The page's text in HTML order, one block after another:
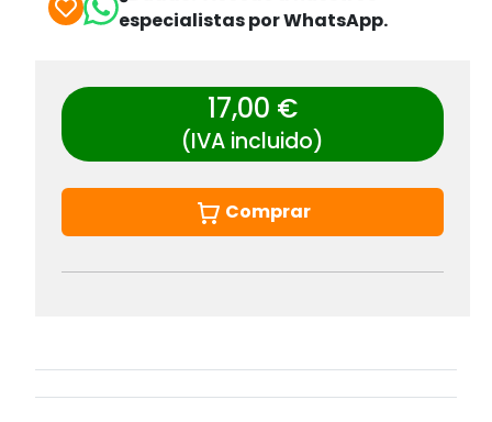
especialistas por WhatsApp.
17,00 €
(IVA incluido)
Comprar